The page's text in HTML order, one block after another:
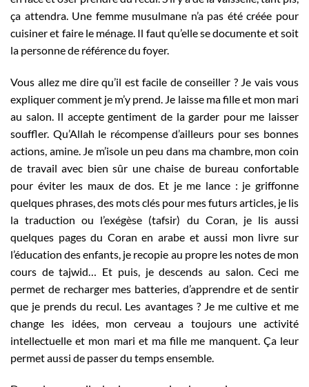
ça attendra. Une femme musulmane n’a pas été créée pour
cuisiner et faire le ménage. Il faut qu’elle se documente et soit
la personne de référence du foyer.
Vous allez me dire qu’il est facile de conseiller ? Je vais vous
expliquer comment je m’y prend. Je laisse ma fille et mon mari
au salon. Il accepte gentiment de la garder pour me laisser
souffler. Qu’Allah le récompense d’ailleurs pour ses bonnes
actions, amine. Je m’isole un peu dans ma chambre, mon coin
de travail avec bien sûr une chaise de bureau confortable
pour éviter les maux de dos. Et je me lance : je griffonne
quelques phrases, des mots clés pour mes futurs articles, je lis
la traduction ou l’exégèse (tafsir) du Coran, je lis aussi
quelques pages du Coran en arabe et aussi mon livre sur
l’éducation des enfants, je recopie au propre les notes de mon
cours de tajwid… Et puis, je descends au salon. Ceci me
permet de recharger mes batteries, d’apprendre et de sentir
que je prends du recul. Les avantages ? Je me cultive et me
change les idées, mon cerveau a toujours une activité
intellectuelle et mon mari et ma fille me manquent. Ça leur
permet aussi de passer du temps ensemble.